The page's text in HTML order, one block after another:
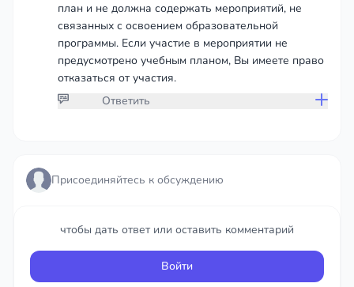
план и не должна содержать мероприятий, не
связанных с освоением образовательной
программы. Если участие в мероприятии не
предусмотрено учебным планом, Вы имеете право
отказаться от участия.
Ответить
Войти
Присоединяйтесь к обсуждению
чтобы дать ответ или оставить комментарий
Войти